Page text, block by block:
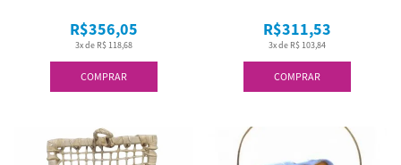
COMPRAR
3x de R$ 118,68
R$356,05
COMPRAR
3x de R$ 103,84
R$311,53